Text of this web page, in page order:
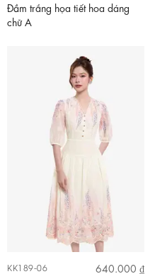
Đầm trắng họa tiết hoa dáng
chữ A
KK189-06
640.000 ₫